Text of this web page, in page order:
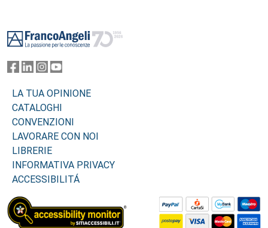
LA TUA OPINIONE
CATALOGHI
CONVENZIONI
LAVORARE CON NOI
LIBRERIE
INFORMATIVA PRIVACY
ACCESSIBILITÁ